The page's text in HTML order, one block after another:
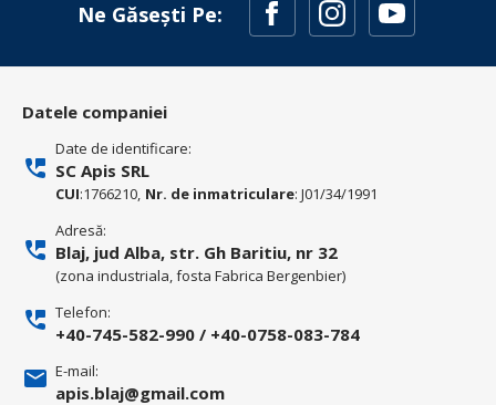
Ne Găsești Pe:
Datele companiei
Date de identificare:
SC Apis SRL
CUI:1766210, Nr. de inmatriculare: J01/34/1991
Adresă:
Blaj, jud Alba, str. Gh Baritiu, nr 32
(zona industriala, fosta Fabrica Bergenbier)
Telefon:
+40-745-582-990 / +40-0758-083-784
E-mail:
apis.blaj@gmail.com